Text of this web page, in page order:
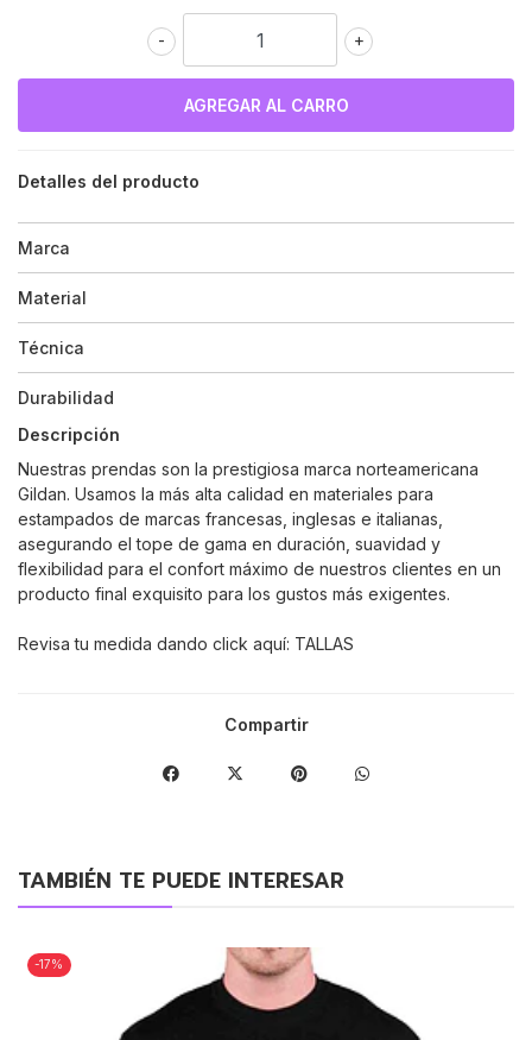
+
-
Detalles del producto
Marca
Material
Técnica
Durabilidad
Descripción
Nuestras prendas son la prestigiosa marca norteamericana
Gildan. Usamos la más alta calidad en materiales para
estampados de marcas francesas, inglesas e italianas,
asegurando el tope de gama en duración, suavidad y
flexibilidad para el confort máximo de nuestros clientes en un
producto final exquisito para los gustos más exigentes.
Revisa tu medida dando click aquí: TALLAS
Compartir
TAMBIÉN TE PUEDE INTERESAR
-17%